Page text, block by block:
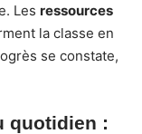
Les ressources
la classe en
se constate,
quotidien :